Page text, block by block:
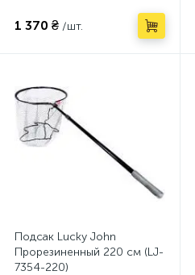
1 370 ₴ /шт.
Подсак Lucky John
Прорезиненный 220 см (LJ-
7354-220)